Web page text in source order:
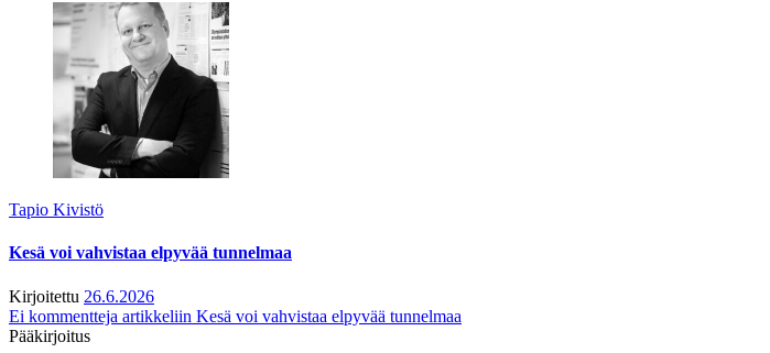
Tapio Kivistö
Kesä voi vahvistaa elpyvää tunnelmaa
Kirjoitettu 26.6.2026
Ei kommentteja artikkeliin Kesä voi vahvistaa elpyvää tunnelmaa
Pääkirjoitus